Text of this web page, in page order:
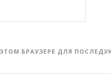
ЭТОМ БРАУЗЕРЕ ДЛЯ